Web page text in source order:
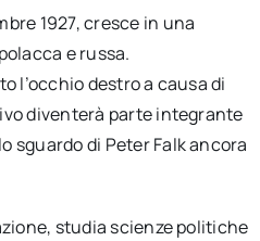
1927, cresce in una
e russa.
l’occhio destro a causa di
diventerà parte integrante
sguardo di Peter Falk ancora
studia scienze politiche